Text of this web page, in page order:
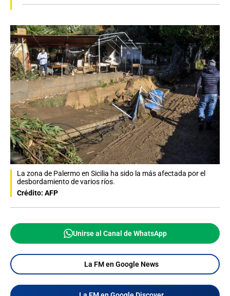
La zona de Palermo en Sicilia ha sido la más afectada por el
desbordamiento de varios ríos.
Crédito: AFP
Unirse al Canal de WhatsApp
La FM en Google News